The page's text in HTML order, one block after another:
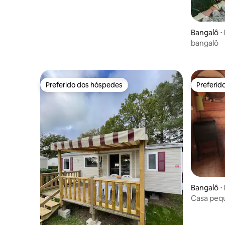
Bangalô
bangalô
Preferido dos hóspedes
Preferido dos hóspedes
Bangalô
Casa